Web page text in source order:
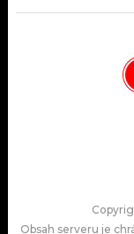
Obsah serveru je